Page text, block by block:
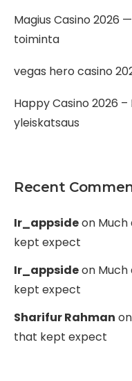
Magius Casino 2026
toiminta
vegas hero casino
Happy Casino 2026
yleiskatsaus
Recent
Ir_appsideon Much
kept expect
Ir_appsideon Much
kept expect
Sharifur Rahman on
that kept expect